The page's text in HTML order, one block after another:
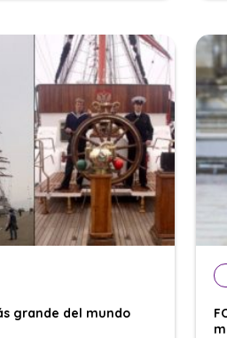
grande del mundo